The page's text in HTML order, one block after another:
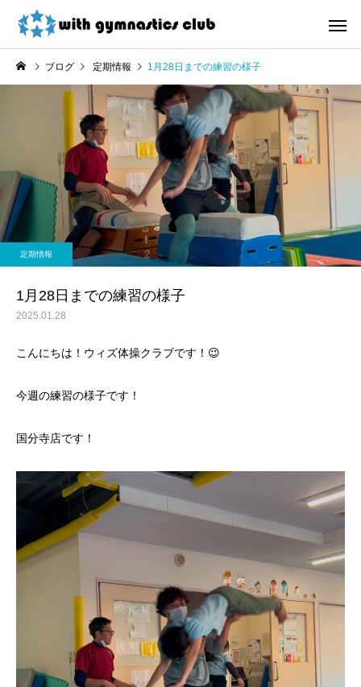
お知らせ
令和8年度未就園児クラス
新規会員様募集中！
未分類
ウィズ体操クラブ技紹
４段、６段閉脚跳び～
ブログ 定期情報 1月28日までの練習の様子
定期情報
1月28日までの練習の様子
2025.01.28
こんにちは！ウィズ体操クラブです！😉
今週の練習の様子です！
国分寺店です！